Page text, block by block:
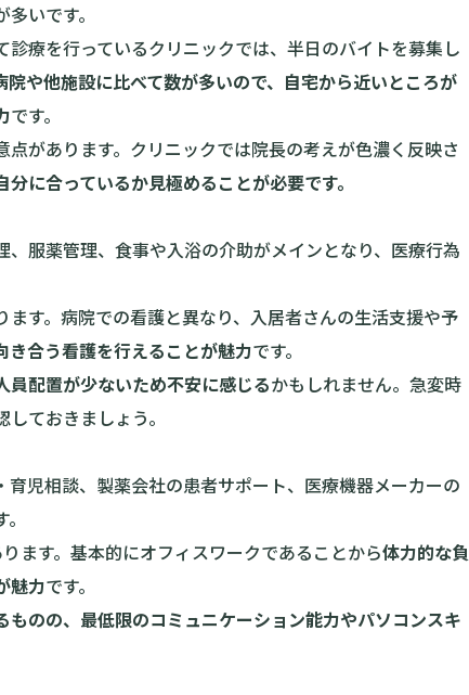
いです。
療を行っているクリニックでは、半日のバイトを募集し
院や他施設に比べて数が多いので、自宅から近いところが
です。
があります。クリニックでは院長の考えが色濃く反映さ
に合っているか見極めることが必要です。
服薬管理、食事や入浴の介助がメインとなり、医療行為
す。病院での看護と異なり、入居者さんの生活支援や予
き合う看護を行えることが魅力です。
配置が少ないため不安に感じるかもしれません。急変時
ておきましょう。
児相談、製薬会社の患者サポート、医療機器メーカーの
ます。基本的にオフィスワークであることから体力的な負
魅力です。
のの、最低限のコミュニケーション能力やパソコンスキ